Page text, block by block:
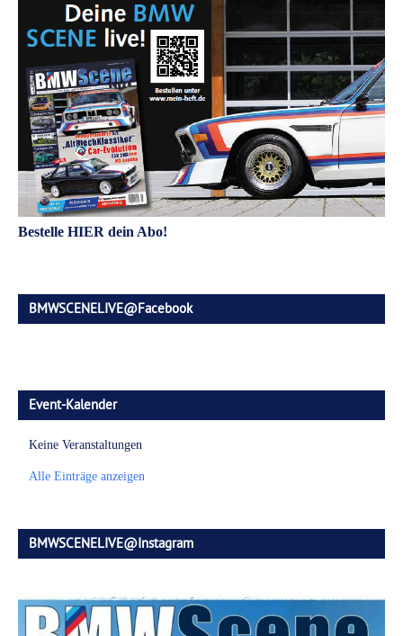
Bestelle HIER dein Abo!
BMWSCENELIVE@Facebook
Event-Kalender
Keine Veranstaltungen
Alle Einträge anzeigen
BMWSCENELIVE@Instagram